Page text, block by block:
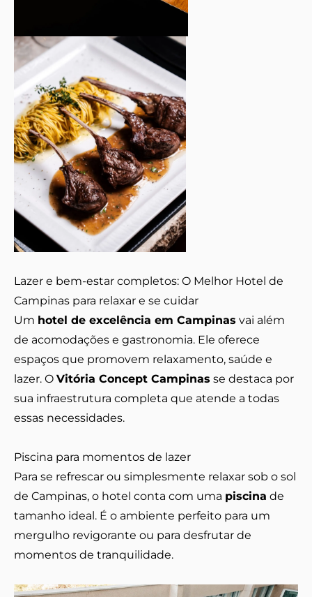
Lazer e bem-estar completos: O Melhor Hotel de
Campinas para relaxar e se cuidar
Um hotel de excelência em Campinas vai além
de acomodações e gastronomia. Ele oferece
espaços que promovem relaxamento, saúde e
lazer. O Vitória Concept Campinas se destaca por
sua infraestrutura completa que atende a todas
essas necessidades.
Piscina para momentos de lazer
Para se refrescar ou simplesmente relaxar sob o sol
de Campinas, o hotel conta com uma piscina de
tamanho ideal. É o ambiente perfeito para um
mergulho revigorante ou para desfrutar de
momentos de tranquilidade.